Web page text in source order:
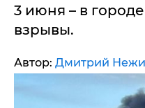
3 июня – в
взрывы.
Автор: Дмитрий